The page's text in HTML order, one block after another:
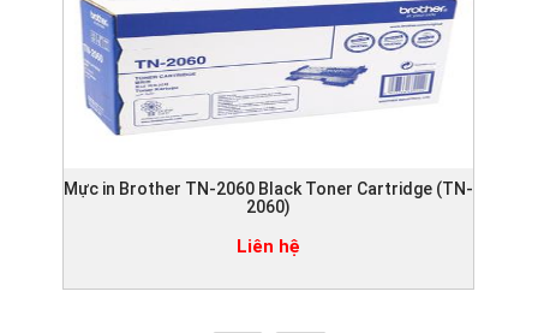
Mực in Brother TN-2060 Black Toner Cartridge (TN-
2060)
Liên hệ